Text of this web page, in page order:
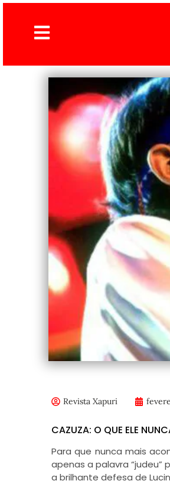
Revista Xapuri
CAZUZA: O QUE ELE
Para que nunca mais
apenas a palavra
a brilhante defesa de